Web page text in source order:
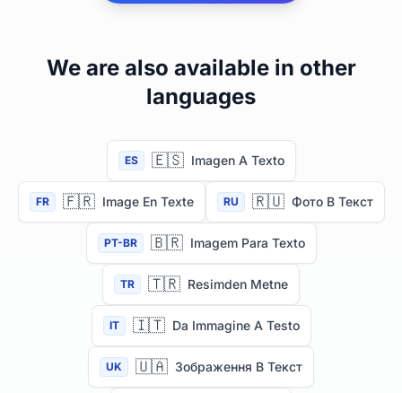
We are also available in other
languages
ES 🇪🇸 Imagen A Texto
FR 🇫🇷 Image En Texte RU 🇷🇺 Фото В Текст
PT-BR 🇧🇷 Imagem Para Texto
TR 🇹🇷 Resimden Metne
IT 🇮🇹 Da Immagine A Testo
UK 🇺🇦 Зображення В Текст